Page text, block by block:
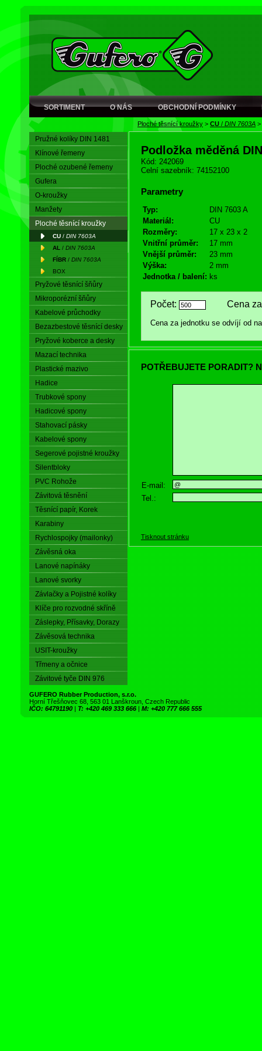
SORTIMENT O NÁS OBCHODNÍ PODMÍNKY
Ploché těsnící kroužky > CU / DIN 7603A >
Pružné kolíky DIN 1481
Klínové řemeny
Ploché ozubené řemeny
Gufera
O-kroužky
Manžety
Ploché těsnící kroužky
CU / DIN 7603A
AL / DIN 7603A
FÍBR / DIN 7603A
BOX
Pryžové těsnící šňůry
Mikroporézní šňůry
Kabelové průchodky
Bezazbestové těsnící desky
Pryžové koberce a desky
Mazací technika
Plastické mazivo
Hadice
Trubkové spony
Hadicové spony
Stahovací pásky
Kabelové spony
Segerové pojistné kroužky
Silentbloky
PVC Rohože
Závitová těsnění
Těsnící papír, Korek
Karabiny
Rychlospojky (mailonky)
Závěsná oka
Lanové napínáky
Lanové svorky
Závlačky a Pojistné kolíky
Klíče pro rozvodné skříně
Záslepky, Přísavky, Dorazy
Závěsová technika
USIT-kroužky
Třmeny a očnice
Závitové tyče DIN 976
Podložka měděná
Kód: 242069
Celní sazebník: 74152100
Parametry
Typ:
DIN 7603 A
Materiál:
CU
Rozměry:
17 x 23 x 2
Vnitřní průměr:
17 mm
Vnější průměr:
23 mm
Výška:
2 mm
Jednotka / balení: ks
Počet: Cena za
Cena za jednotku se odvíjí od
POTŘEBUJETE PORADIT?
E-mail:
Tel.:
Tisknout stránku
GUFERO Rubber Production, s.r.o.
Horní Třešňovec 68, 563 01 Lanškroun, Czech Republic
IČO: 64791190 | T: +420 469 333 666 | M: +420 777 666 555